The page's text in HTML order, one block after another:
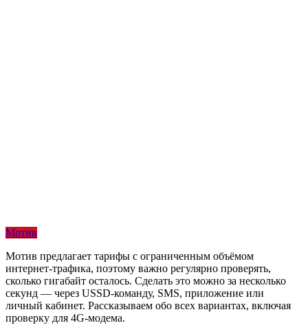
Мотив
Мотив предлагает тарифы с ограниченным объёмом
интернет-трафика, поэтому важно регулярно проверять,
сколько гигабайт осталось. Сделать это можно за несколько
секунд — через USSD-команду, SMS, приложение или
личный кабинет. Рассказываем обо всех вариантах, включая
проверку для 4G-модема.